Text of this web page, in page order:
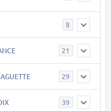
8
21
29
39